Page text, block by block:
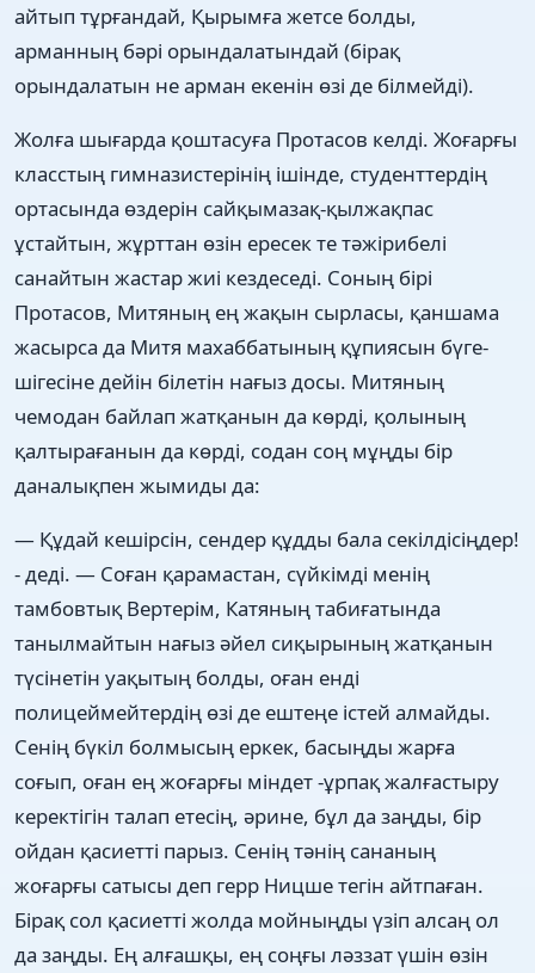
айтып тұрғандай, Қырымға жетсе болды,
арманның бәрі орындалатындай (бірақ
орындалатын не арман екенін өзі де білмейді).
Жолға шығарда қоштасуға Протасов келді. Жоғарғы
класстың гимназистерінің ішінде, студенттердің
ортасында өздерін сайқымазақ-қылжақпас
ұстайтын, жұрттан өзін ересек те тәжірибелі
санайтын жастар жиі кездеседі. Соның бірі
Протасов, Митяның ең жақын сырласы, қаншама
жасырса да Митя махаббатының құпиясын бүге-
шігесіне дейін білетін нағыз досы. Митяның
чемодан байлап жатқанын да көрді, қолының
қалтырағанын да көрді, содан соң мұңды бір
даналықпен жымиды да:
— Құдай кешірсін, сендер құдды бала секілдісіңдер!
- деді. — Соған қарамастан, сүйкімді менің
тамбовтық Вертерім, Катяның табиғатында
танылмайтын нағыз әйел сиқырының жатқанын
түсінетін уақытың болды, оған енді
полицеймейтердің өзі де ештеңе істей алмайды.
Сенің бүкіл болмысың еркек, басыңды жарға
соғып, оған ең жоғарғы міндет -ұрпақ жалғастыру
керектігін талап етесің, әрине, бұл да заңды, бір
ойдан қасиетті парыз. Сенің тәнің сананың
жоғарғы сатысы деп герр Ницше тегін айтпаған.
Бірақ сол қасиетті жолда мойныңды үзіп алсаң ол
да заңды. Ең алғашқы, ең соңғы ләззат үшін өзін